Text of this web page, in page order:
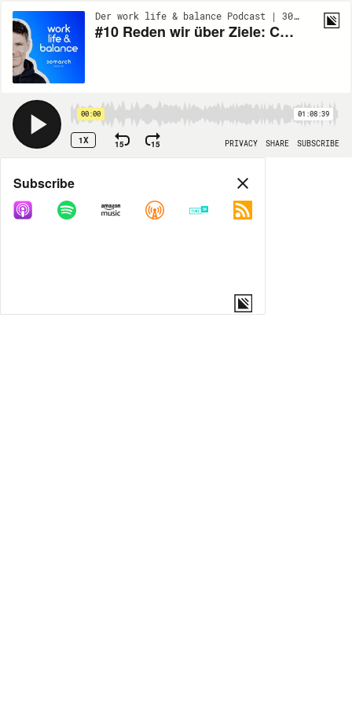
Der work life & balance Podcast | 30march RADIO | EP10
#10 Reden wir über Ziele: Christina über ihre Rolle als Mental Coach, entwirrte Fadenknäuel und Meilensteine in der Wüste
00:00 01:08:39
1X 15 15 PRIVACY SHARE SUBSCRIBE
Share
COPY LINK
Subscribe